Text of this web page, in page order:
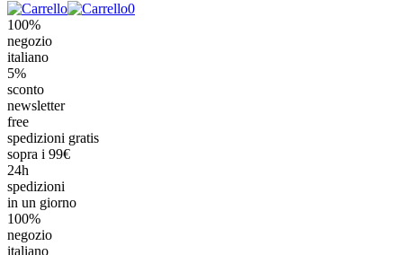
0
100%
negozio
italiano
5%
sconto
newsletter
free
spedizioni gratis
sopra i 99€
24h
spedizioni
in un giorno
100%
negozio
italiano